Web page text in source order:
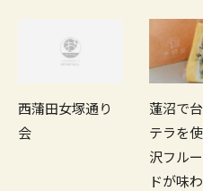
西蒲田女塚通り
会
蓮沼で
テラを
沢フル
ドが味